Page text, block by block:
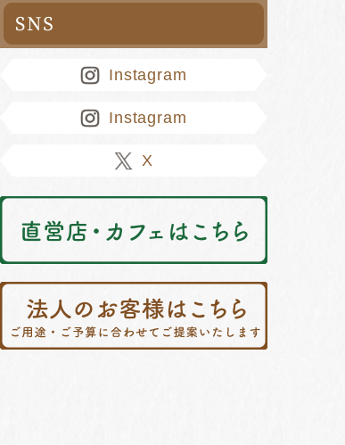
Instagram
Instagram
X